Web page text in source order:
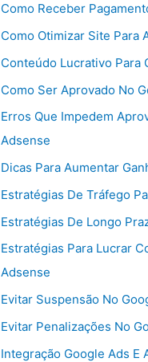
Como Receber
Como Otimizar Site Para
Conteúdo Lucrativo Para
Como Ser Aprovado No
Erros Que Impedem
Adsense
Dicas Para Aumentar
Estratégias De Tráfego
Estratégias De Longo
Estratégias Para Lucrar
Adsense
Evitar Suspensão No
Evitar Penalizações No
Integração Google Ads E